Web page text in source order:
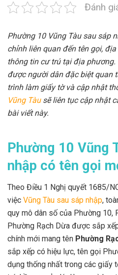
Đánh
Phường 10 Vũng Tàu sau sáp
chỉnh liên quan đến tên gọi,
thông tin cư trú tại địa
được người dân đặc biệt quan
trình làm giấy tờ và cập nhật
Vũng Tàusẽ liên tục cập nhật
bài viết này.
Phường 10 Vũng
nhập có tên gọi
Theo Điều 1 Nghị quyết 1685/
việc Vũng Tàu sau sáp nhập,
quy mô dân số của Phường 10,
Phường Rạch Dừa được sắp
chính mới mang tên Phường
sắp xếp có hiệu lực, tên gọi
dụng thống nhất trong các giấy